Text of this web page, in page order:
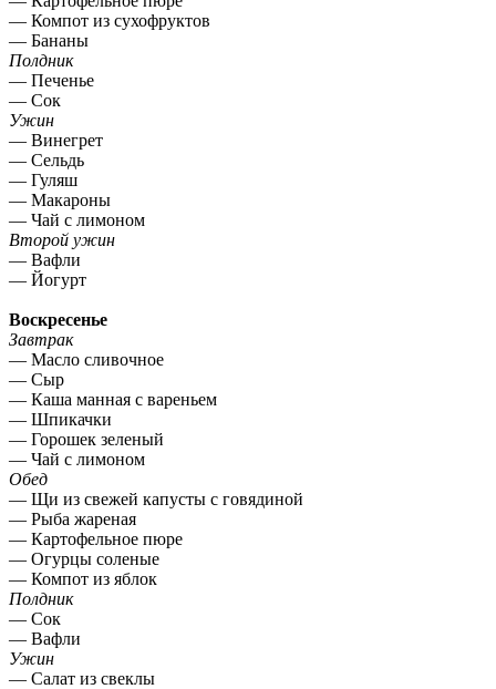
— Компот из сухофруктов
— Бананы
Полдник
— Печенье
— Сок
Ужин
— Винегрет
— Сельдь
— Гуляш
— Макароны
— Чай с лимоном
Второй ужин
— Вафли
— Йогурт
Воскресенье
Завтрак
— Масло сливочное
— Сыр
— Каша манная с вареньем
— Шпикачки
— Горошек зеленый
— Чай с лимоном
Обед
— Щи из свежей капусты с говядиной
— Рыба жареная
— Картофельное пюре
— Огурцы соленые
— Компот из яблок
Полдник
— Сок
— Вафли
Ужин
— Салат из свеклы